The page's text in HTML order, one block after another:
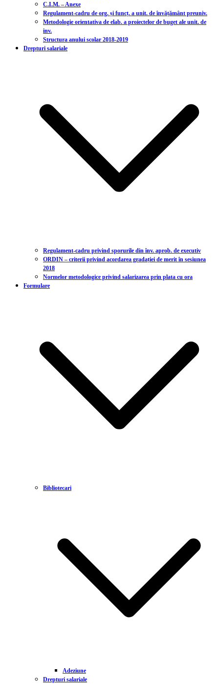
C.I.M. – Anexe
Regulament-cadru de org. și funcț. a unit. de învățământ preuniv.
Metodologie orientativa de elab. a proiectelor de buget ale unit. de
inv.
Structura anului scolar 2018-2019
Drepturi salariale
Regulament-cadru privind sporurile din înv. aprob. de executiv
ORDIN – criterii privind acordarea gradației de merit în sesiunea
2018
Normelor metodologice privind salarizarea prin plata cu ora
Formulare
Bibliotecari
Adeziune
Drepturi salariale